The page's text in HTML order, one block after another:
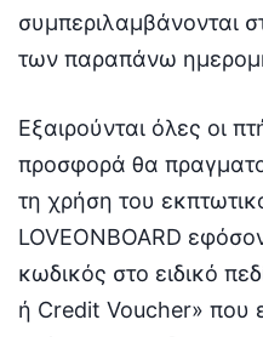
συμπεριλαμβάνονται
των παραπάνω
Εξαιρούνται όλες οι
προσφορά θα
τη χρήση του
LOVEONBOARD
κωδικός στο ειδικό
ή Credit Voucher» που